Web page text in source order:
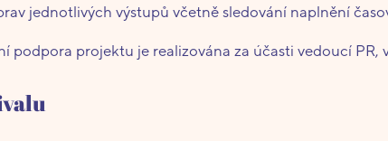
jednotlivých výstupů včetně sledování naplnění
podpora projektu je realizována za účasti vedoucí